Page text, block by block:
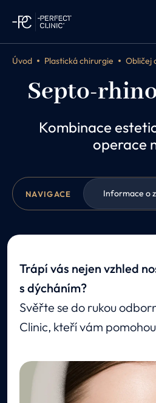
Úvod Plastická chirurgie Obličej
Septo-
Kombinace
operace
NAVIGACE Informace o
Trápí vás nejen vzhled
s dýcháním?
Svěřte se do rukou
Clinic, kteří vám